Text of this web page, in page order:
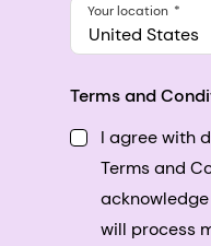
United States
Your location
Terms and
I agree with
Terms and
will process